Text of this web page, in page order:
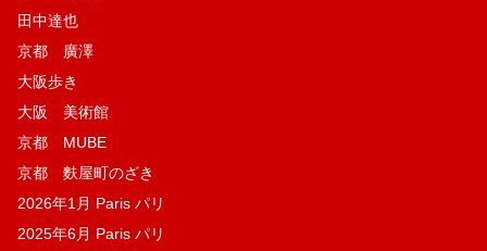
田中達也
京都 廣澤
大阪歩き
大阪 美術館
京都 MUBE
京都 麩屋町のざき
2026年1月 Paris パリ
2025年6月 Paris パリ